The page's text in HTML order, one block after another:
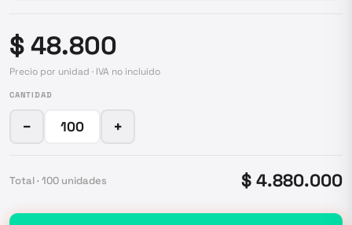
$ 48.800
Precio por unidad · IVA no incluido
CANTIDAD
− +
Total · 100 unidades $ 4.880.000